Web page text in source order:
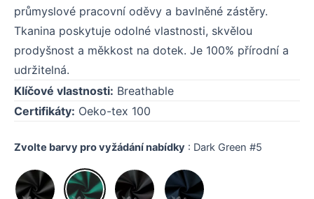
průmyslové pracovní oděvy a bavlněné zástěry.
Tkanina poskytuje odolné vlastnosti, skvělou
prodyšnost a měkkost na dotek. Je 100% přírodní a
udržitelná.
Klíčové vlastnosti: Breathable
Certifikáty: Oeko-tex 100
Zvolte barvy pro vyžádání nabídky : Dark Green #5